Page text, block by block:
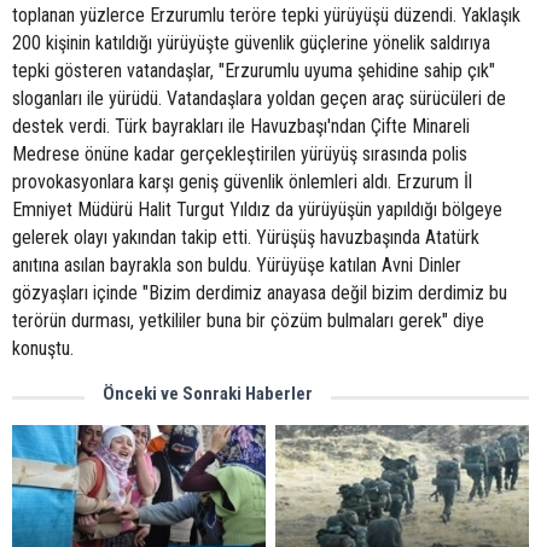
toplanan yüzlerce Erzurumlu teröre tepki yürüyüşü düzendi. Yaklaşık
200 kişinin katıldığı yürüyüşte güvenlik güçlerine yönelik saldırıya
tepki gösteren vatandaşlar, "Erzurumlu uyuma şehidine sahip çık"
sloganları ile yürüdü. Vatandaşlara yoldan geçen araç sürücüleri de
destek verdi. Türk bayrakları ile Havuzbaşı'ndan Çifte Minareli
Medrese önüne kadar gerçekleştirilen yürüyüş sırasında polis
provokasyonlara karşı geniş güvenlik önlemleri aldı. Erzurum İl
Emniyet Müdürü Halit Turgut Yıldız da yürüyüşün yapıldığı bölgeye
gelerek olayı yakından takip etti. Yürüşüş havuzbaşında Atatürk
anıtına asılan bayrakla son buldu. Yürüyüşe katılan Avni Dinler
gözyaşları içinde "Bizim derdimiz anayasa değil bizim derdimiz bu
terörün durması, yetkililer buna bir çözüm bulmaları gerek" diye
konuştu.
Önceki ve Sonraki Haberler